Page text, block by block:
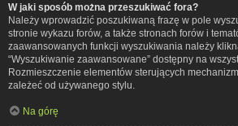
W jaki sposób można przeszukiwać fora?
Należy wprowadzić poszukiwaną frazę w pole
stronie wykazu forów, a także stronach forów i
zaawansowanych funkcji wyszukiwania należy
“Wyszukiwanie zaawansowane” dostępny na
Rozmieszczenie elementów sterujących
zależeć od używanego stylu.
Na górę